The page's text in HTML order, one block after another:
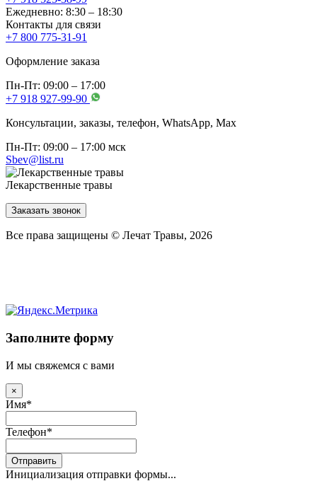
Ежедневно: 8:30 – 18:30
Контакты для связи
+7 800 775-31-91
Оформление заказа
Пн-Пт: 09:00 – 17:00
+7 918 927-99-90
Консультации, заказы, телефон, WhatsApp, Мах
Пн-Пт: 09:00 – 17:00 мск
Sbev@list.ru
Лекарственные травы
Заказать звонок
Все права защищены © Лечат Травы, 2026
Заполните форму
И мы свяжемся с вами
×
Имя*
Телефон*
Отправить
Инициализация отправки формы...